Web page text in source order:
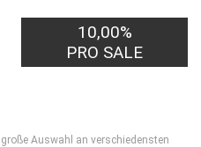
10,00%
PRO SALE
Auswahl an verschiedensten